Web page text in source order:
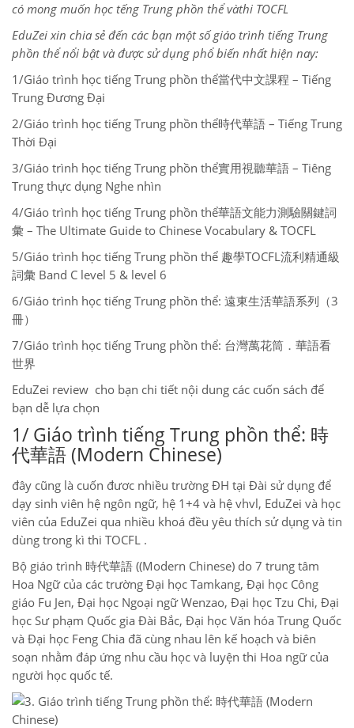
có mong muốn học tếng Trung phồn thể vàthi TOCFL
EduZei xin chia sẻ đến các bạn một số giáo trình tiếng Trung
phồn thể nổi bật và được sử dụng phổ biến nhất hiện nay:
1/Giáo trình học tiếng Trung phồn thể當代中文課程 – Tiếng
Trung Đương Đại
2/Giáo trình học tiếng Trung phồn thể時代華語 – Tiếng Trung
Thời Đại
3/Giáo trình học tiếng Trung phồn thể實用視聽華語 – Tiêng
Trung thực dụng Nghe nhìn
4/Giáo trình học tiếng Trung phồn thể華語文能力測驗關鍵詞
彙 – The Ultimate Guide to Chinese Vocabulary & TOCFL
5/Giáo trình học tiếng Trung phồn thể 趣學TOCFL流利精通級
詞彙 Band C level 5 & level 6
6/Giáo trình học tiếng Trung phồn thể: 遠東生活華語系列（3
冊）
7/Giáo trình học tiếng Trung phồn thể: 台灣萬花筒．華語看
世界
EduZei review cho bạn chi tiết nội dung các cuốn sách để
bạn dễ lựa chọn
1/ Giáo trình tiếng Trung phồn thể: 時
代華語 (Modern Chinese)
đây cũng là cuốn đươc nhiều trường ĐH tại Đài sử dụng để
dạy sinh viên hệ ngôn ngữ, hệ 1+4 và hệ vhvl, EduZei và học
viên của EduZei qua nhiều khoá đều yêu thích sử dụng và tin
dùng trong kì thi TOCFL .
Bộ giáo trình 時代華語 ((Modern Chinese) do 7 trung tâm
Hoa Ngữ của các trường Đại học Tamkang, Đại học Công
giáo Fu Jen, Đại học Ngoại ngữ Wenzao, Đại học Tzu Chi, Đại
học Sư phạm Quốc gia Đài Bắc, Đại học Văn hóa Trung Quốc
và Đại học Feng Chia đã cùng nhau lên kế hoạch và biên
soạn nhằm đáp ứng nhu cầu học và luyện thi Hoa ngữ của
người học quốc tế.